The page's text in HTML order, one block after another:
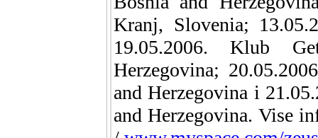
Kranj, Slovenia;
19.05.2006. Klub
Herzegovina;
and Herzegovina i
and Herzegovina. Vise